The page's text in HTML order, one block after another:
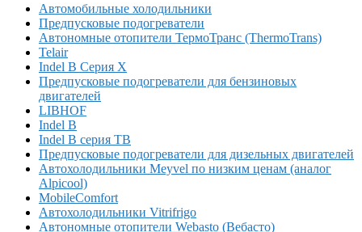
Автомобильные холодильники
Предпусковые подогреватели
Автономные отопители ТермоТранс (ThermoTrans)
Telair
Indel B Серия X
Предпусковые подогреватели для бензиновых
двигателей
LIBHOF
Indel B
Indel B серия TB
Предпусковые подогреватели для дизельных двигателей
Автохолодильники Meyvel по низким ценам (аналог
Alpicool)
MobileComfort
Автохолодильники Vitrifrigo
Автономные отопители Webasto (Вебасто)